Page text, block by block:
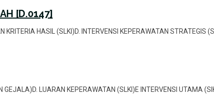
[D.0147]
HASIL (SLKI)D. INTERVENSI KEPERAWATAN STRATEGIS
GEJALA)D. LUARAN KEPERAWATAN (SLKI)E INTERVENSI UTAMA